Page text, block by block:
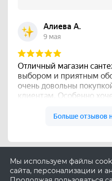
Мы используем файлы
сайта, персонализации и